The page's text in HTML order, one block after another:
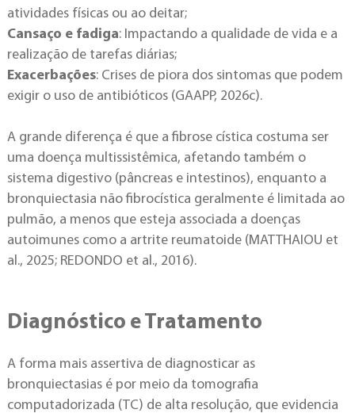
atividades físicas ou ao deitar;
Cansaço e fadiga: Impactando a qualidade de vida e a
realização de tarefas diárias;
Exacerbações: Crises de piora dos sintomas que podem
exigir o uso de antibióticos (GAAPP, 2026c).
A grande diferença é que a fibrose cística costuma ser
uma doença multissistêmica, afetando também o
sistema digestivo (pâncreas e intestinos), enquanto a
bronquiectasia não fibrocística geralmente é limitada ao
pulmão, a menos que esteja associada a doenças
autoimunes como a artrite reumatoide (MATTHAIOU et
al., 2025; REDONDO et al., 2016).
Diagnóstico e Tratamento
A forma mais assertiva de diagnosticar as
bronquiectasias é por meio da tomografia
computadorizada (TC) de alta resolução, que evidencia